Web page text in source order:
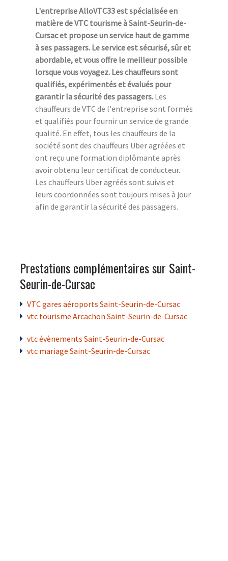
L'entreprise AlloVTC33 est spécialisée en
matière de VTC tourisme à Saint-Seurin-de-
Cursac et propose un service haut de gamme
à ses passagers. Le service est sécurisé, sûr et
abordable, et vous offre le meilleur possible
lorsque vous voyagez. Les chauffeurs sont
qualifiés, expérimentés et évalués pour
garantir la sécurité des passagers. Les
chauffeurs de VTC de l'entreprise sont formés
et qualifiés pour fournir un service de grande
qualité. En effet, tous les chauffeurs de la
société sont des chauffeurs Uber agréées et
ont reçu une formation diplômante après
avoir obtenu leur certificat de conducteur.
Les chauffeurs Uber agréés sont suivis et
leurs coordonnées sont toujours mises à jour
afin de garantir la sécurité des passagers.
Prestations complémentaires sur Saint-
Seurin-de-Cursac
VTC gares aéroports Saint-Seurin-de-Cursac
vtc tourisme Arcachon Saint-Seurin-de-Cursac
vtc évènements Saint-Seurin-de-Cursac
vtc mariage Saint-Seurin-de-Cursac